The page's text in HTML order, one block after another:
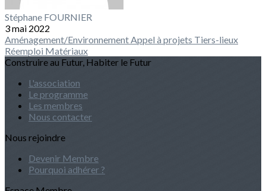
Stéphane FOURNIER
3 mai 2022
Aménagement/Environnement Appel à projets Tiers-lieux
Réemploi Matériaux
Construire au Futur, Habiter le Futur
L'association
Le programme
Les membres
Nous contacter
Nous rejoindre
Devenir Membre
Pourquoi adhérer ?